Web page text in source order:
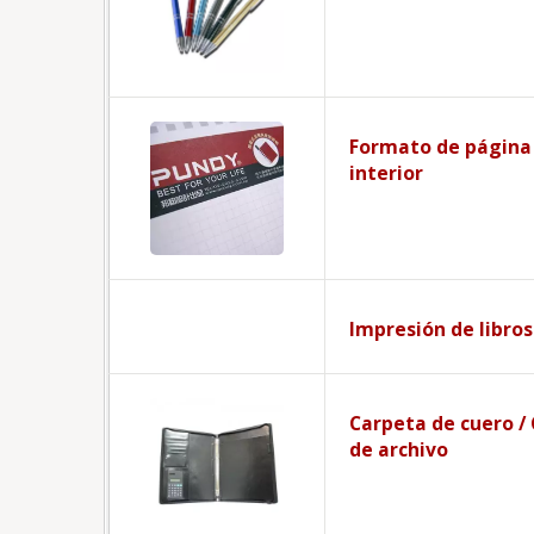
Formato de página
interior
Impresión de libros
Carpeta de cuero /
de archivo